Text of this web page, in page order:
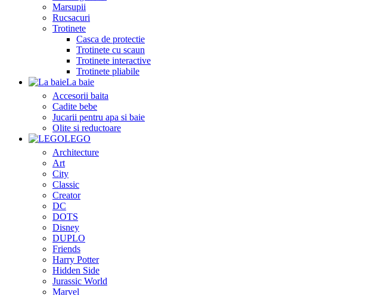
Marsupii
Rucsacuri
Trotinete
Casca de protectie
Trotinete cu scaun
Trotinete interactive
Trotinete pliabile
La baie
Accesorii baita
Cadite bebe
Jucarii pentru apa si baie
Olite si reductoare
LEGO
Architecture
Art
City
Classic
Creator
DC
DOTS
Disney
DUPLO
Friends
Harry Potter
Hidden Side
Jurassic World
Marvel